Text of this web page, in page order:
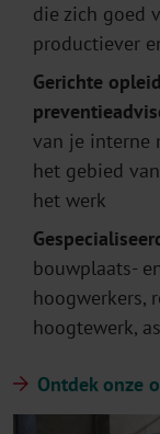
die zich goed
productiever
Gerichte
van je interne
het gebied
het werk
bouwplaats-
hoogwerkers,
hoogtewerk,
Ontdek onze